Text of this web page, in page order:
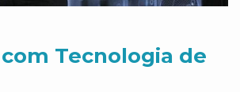
Tecnologia de